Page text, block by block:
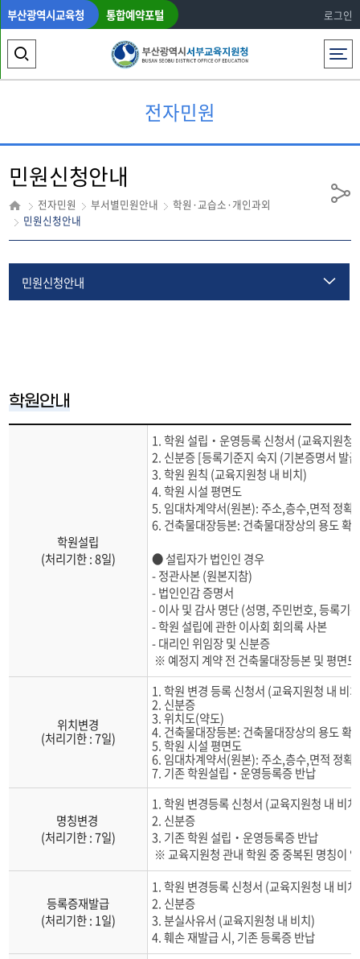
부산광역시교육청 통합예약포털 로그인
전체메뉴
색
역
열
기
전자민원
민원신청안내
전자민원 부서별민원안내
학원·교습소·개인과외
민원신청안내
공
민원신청안내
교습소
학원안내
학원설립
(처리기한 : 8일)
1. 학원 설립‧운영등록 신청서 (교육지원청
2. 신분증 [등록기준지 숙지 (기본증명서 발
3. 학원 원칙 (교육지원청 내 비치)
4. 학원 시설 평면도
5. 임대차계약서(원본): 주소,층수,면적 정
6. 건축물대장등본: 건축물대장상의 용도 확
● 설립자가 법인인 경우
- 정관사본 (원본지참)
- 법인인감 증명서
- 이사 및 감사 명단 (성명, 주민번호, 등록기
- 학원 설립에 관한 이사회 회의록 사본
- 대리인 위임장 및 신분증
※ 예정지 계약 전 건축물대장등본 및 평면
위치변경
(처리기한 : 7일)
1. 학원 변경 등록 신청서 (교육지원청 내 비
2. 신분증
3. 위치도(약도)
4. 건축물대장등본: 건축물대장상의 용도 확
5. 학원 시설 평면도
6. 임대차계약서(원본): 주소,층수,면적 정
7. 기존 학원설립‧운영등록증 반납
명칭변경
(처리기한 : 7일)
1. 학원 변경등록 신청서 (교육지원청 내 비
2. 신분증
3. 기존 학원 설립‧운영등록증 반납
※ 교육지원청 관내 학원 중 중복된 명칭이
등록증재발급
(처리기한 : 1일)
1. 학원 변경등록 신청서 (교육지원청 내 비
2. 신분증
3. 분실사유서 (교육지원청 내 비치)
4. 훼손 재발급 시, 기존 등록증 반납